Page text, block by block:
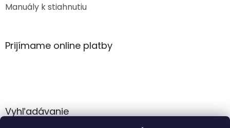
Manuály k stiahnutiu
Prijímame online platby
Vyhľadávanie